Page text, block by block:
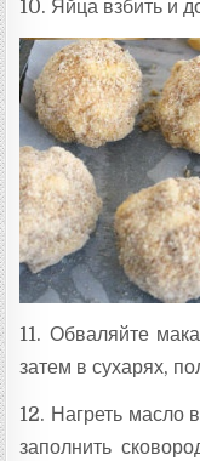
10. Яйца взбить и
11. Обваляйте
затем в сухарях,
12. Нагреть масло
заполнить